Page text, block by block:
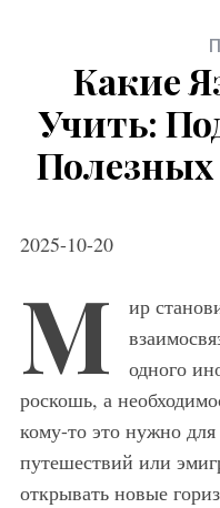
Какие
Учить:
Полезных
2025-10-20
М
ир
одного
роскошь, а
кому-то это нужно
путешествий или
открывать новые